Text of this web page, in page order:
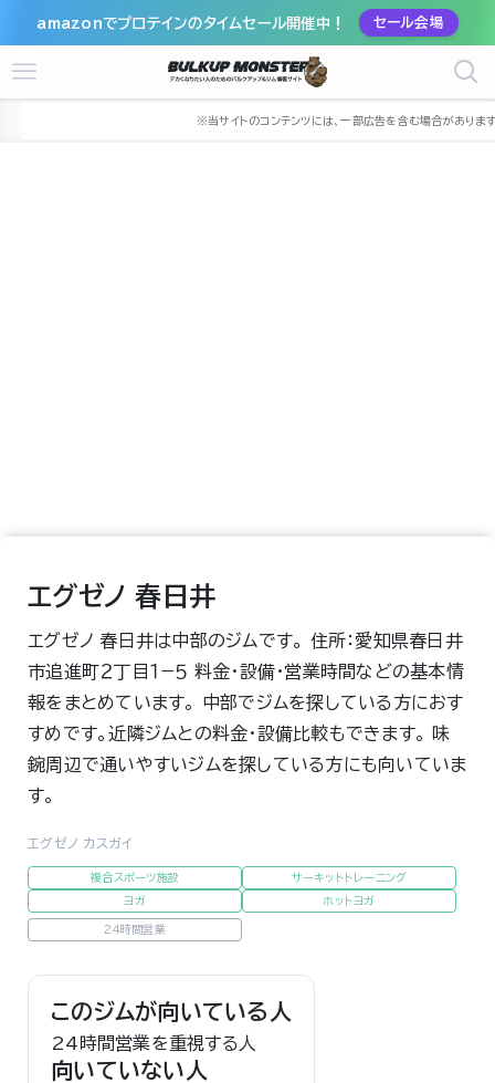
amazonでプロテインのタイムセール開催中！ セール会場
愛知県 春日井市
エグゼノ 春日井
エグゼノ 春日井は中部のジムです。 住所：愛知県春日井
市追進町２丁目１−５ 料金・設備・営業時間などの基本情
報をまとめています。 中部でジムを探している方におす
すめです。近隣ジムとの料金・設備比較もできます。 味
鋺周辺で通いやすいジムを探している方にも向いていま
す。
エグゼノ カスガイ
複合スポーツ施設 サーキットトレーニング
ヨガ ホットヨガ
24時間営業
このジムが向いている人
24時間営業を重視する人
向いていない人